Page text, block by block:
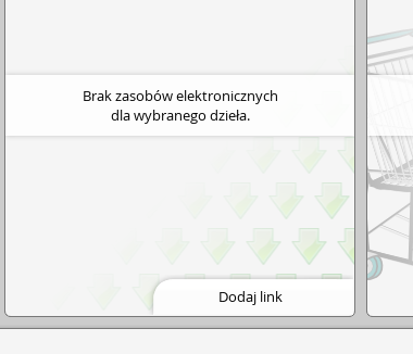
Brak zasobów elektronicznych
dla wybranego dzieła.
Dodaj link